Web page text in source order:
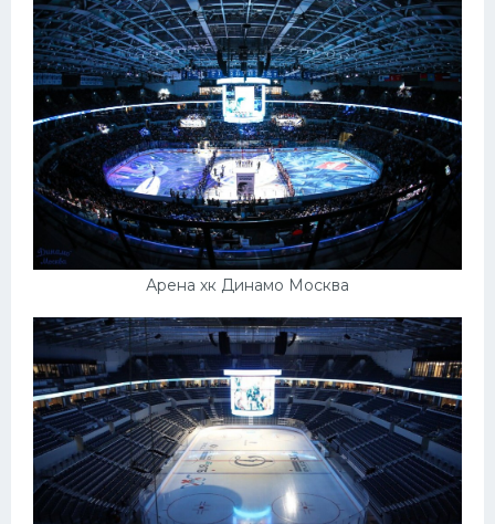
Арена хк Динамо Москва